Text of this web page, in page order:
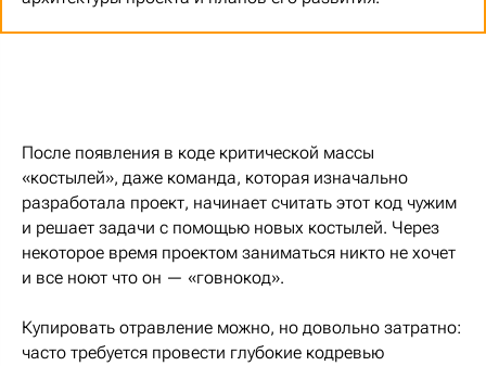
После появления в коде критической массы
«костылей», даже команда, которая изначально
разработала проект, начинает считать этот код чужим
и решает задачи с помощью новых костылей. Через
некоторое время проектом заниматься никто не хочет
и все ноют что он — «говнокод».
Купировать отравление можно, но довольно затратно:
часто требуется провести глубокие кодревью